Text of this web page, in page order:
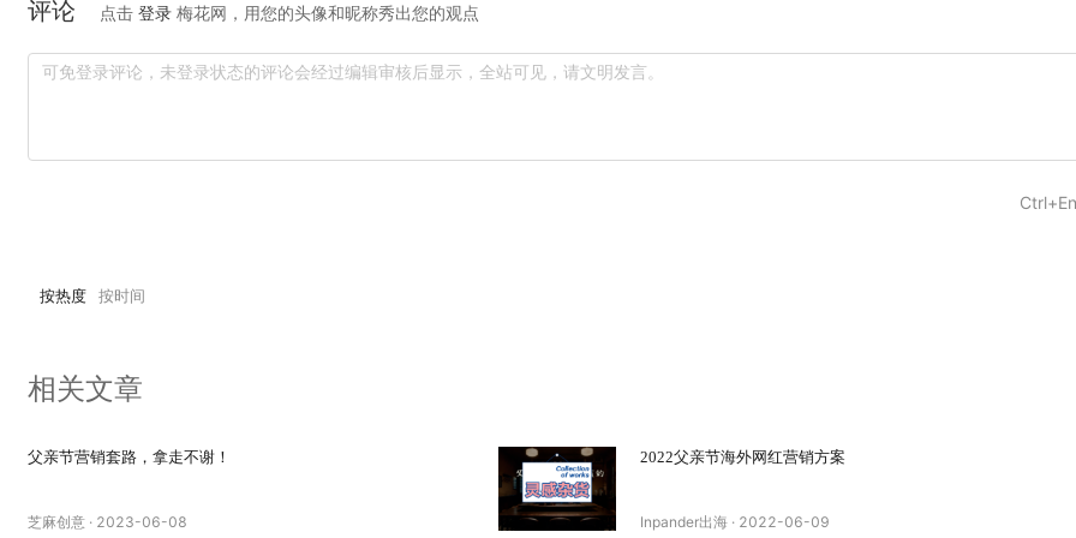
评论 点击 登录 梅花网，用您的头像和昵称秀出您的观点
按热度 按时间
相关文章
父亲节营销套路，拿走不谢！
芝麻创意 · 2023-06-08
2022父亲节海外网红营销方案
Inpander出海 · 2022-06-09